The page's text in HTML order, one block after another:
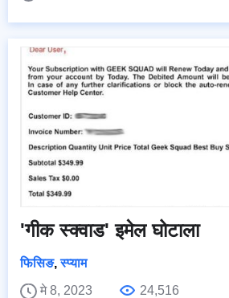
'गीक स्क्वाड' इमेल घोटाला
फिसिङ,स्प्याम
मे 8, 2023
24,516